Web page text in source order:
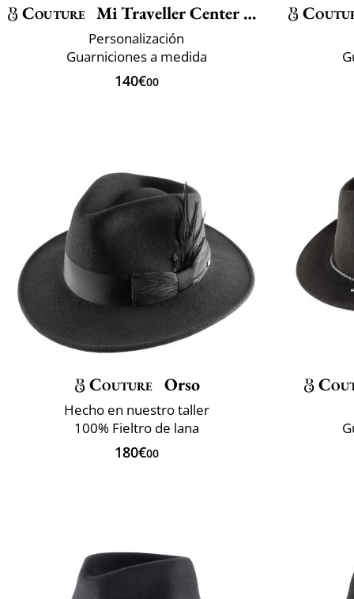
Couture Mi Traveller Center Dent
Personalización
Guarniciones a medida
140€00
Couture Orso
Hecho en nuestro taller
100% Fieltro de lana
180€00